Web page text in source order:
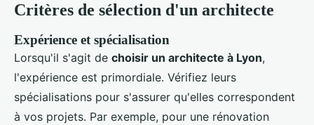
Critères de sélection d'un architecte
Expérience et spécialisation
Lorsqu'il s'agit de choisir un architecte à Lyon,
l'expérience est primordiale. Vérifiez leurs
spécialisations pour s'assurer qu'elles correspondent
à vos projets. Par exemple, pour une rénovation